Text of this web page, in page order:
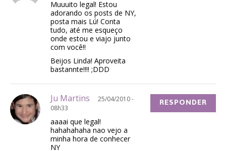
Muuuito legal! Estou
adorando os posts de NY,
posta mais Lú! Conta
tudo, até me esqueço
onde estou e viajo junto
com você!!
Beijos Linda! Aproveita
bastannte!!!! ;DDD
Ju Martins
25/04/2010 -
08h33
aaaai que legal!
hahahahaha nao vejo a
minha hora de conhecer
NY
RESPONDER